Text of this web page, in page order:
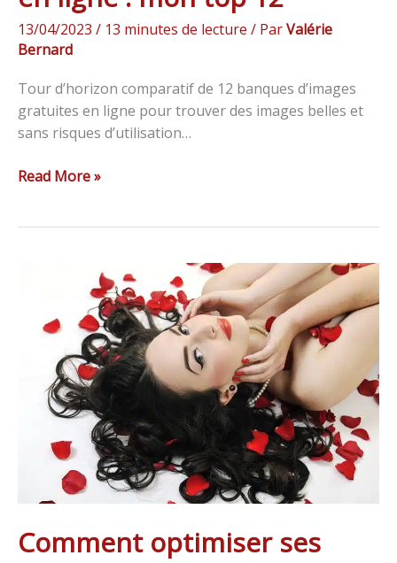
13/04/2023 / 13 minutes de lecture / ParValérie
Bernard
Tour d’horizon comparatif de 12 banques d’images
gratuites en ligne pour trouver des images belles et
sans risques d’utilisation…
Read More »
Comment optimiser ses
images